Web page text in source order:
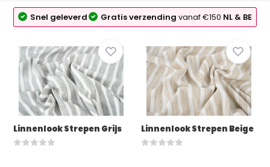
Snel geleverd Gratis verzendingvanaf €150 NL & BE
Linnenlook Strepen Grijs Linnenlook Strepen Beige